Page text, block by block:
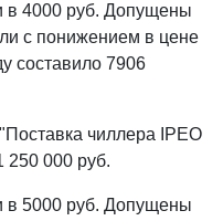
в 4000 руб. Допущены
с понижением в цене
составило 7906
чиллера IPEO
250 000 руб.
в 5000 руб. Допущены